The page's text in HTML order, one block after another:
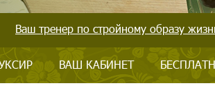
Ваш тренер по стройному образу
ВАШ КАБИНЕТ